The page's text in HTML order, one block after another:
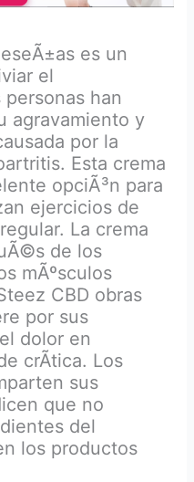
es un
el
han
agravamiento y
por la
Esta crema
opciÃ³n para
ejercicios de
La crema
de los
mÃºsculos
CBD obras
por sus
dolor en
crÃ­tica. Los
sus
que no
del
los productos